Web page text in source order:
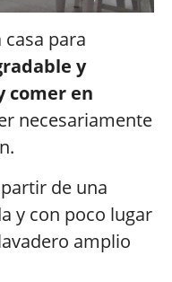
para
y
comer en
necesariamente
de una
y con poco lugar
amplio